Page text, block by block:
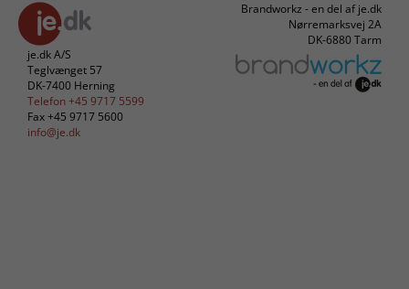
je.dk A/S
Teglvænget 57
DK-7400 Herning
Telefon +45 9717 5599
Fax +45 9717 5600
info@je.dk
Brandworkz - en del af je.dk
Nørremarksvej 2A
DK-6880 Tarm